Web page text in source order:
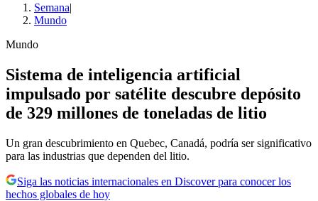
Semana|
Mundo
Mundo
Sistema de inteligencia artificial
impulsado por satélite descubre depósito
de 329 millones de toneladas de litio
Un gran descubrimiento en Quebec, Canadá, podría ser significativo
para las industrias que dependen del litio.
Siga las noticias internacionales en Discover para conocer los
hechos globales de hoy